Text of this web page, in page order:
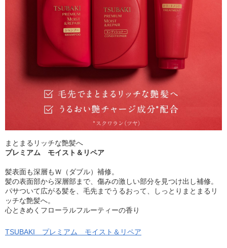
まとまるリッチな艶髪へ
プレミアム モイスト＆リペア
髪表面も深層もＷ（ダブル）補修。
髪の表面部から深層部まで、傷みの激しい部分を見つけ出し補修。
パサついて広がる髪を、毛先までうるおって、しっとりまとまるリ
ッチな艶髪へ。
心ときめくフローラルフルーティーの香り
TSUBAKI プレミアム モイスト＆リペア